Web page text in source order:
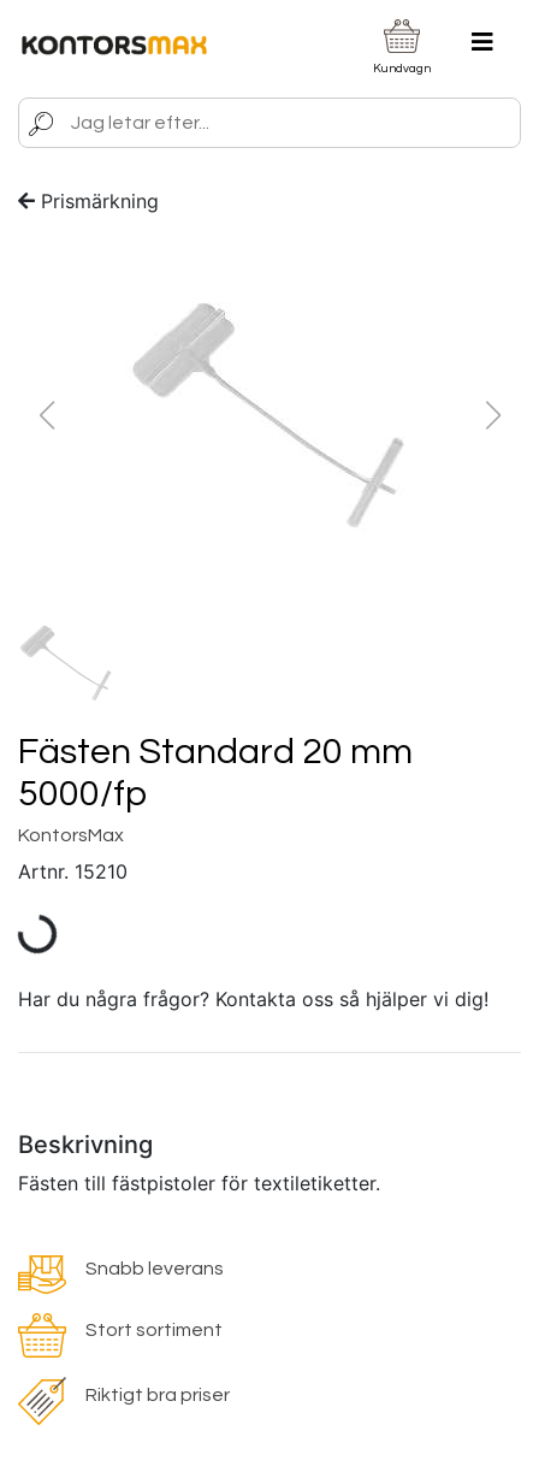
Kundvagn
Prismärkning
Fästen Standard 20 mm
5000/fp
KontorsMax
Artnr. 15210
Har du några frågor? Kontakta oss så hjälper vi dig!
Beskrivning
Fästen till fästpistoler för textiletiketter.
Snabb leverans
Stort sortiment
Riktigt bra priser